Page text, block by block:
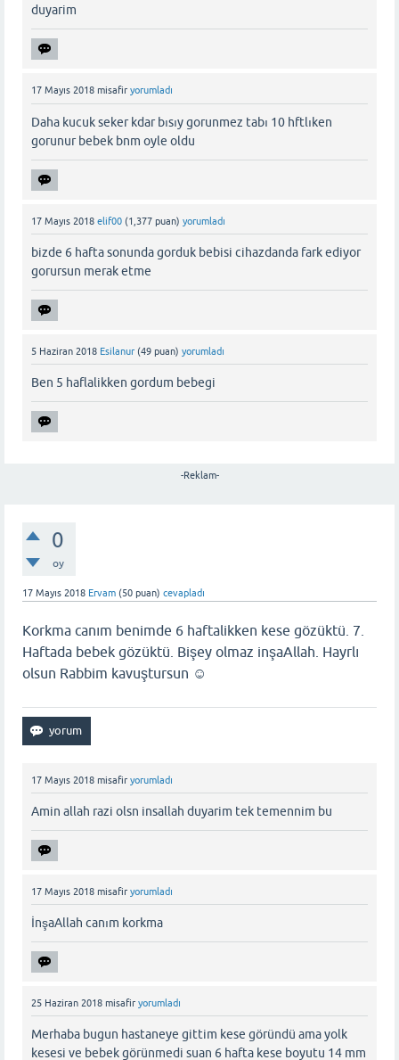
duyarim
17 Mayıs 2018 misafir yorumladı
Daha kucuk seker kdar bısıy gorunmez tabı 10 hftlıken
gorunur bebek bnm oyle oldu
17 Mayıs 2018 elif00 (1,377 puan) yorumladı
bizde 6 hafta sonunda gorduk bebisi cihazdanda fark ediyor
gorursun merak etme
5 Haziran 2018 Esilanur (49 puan) yorumladı
Ben 5 haflalikken gordum bebegi
-Reklam-
0
oy
17 Mayıs 2018 Ervam (50 puan) cevapladı
Korkma canım benimde 6 haftalikken kese gözüktü. 7.
Haftada bebek gözüktü. Bişey olmaz inşaAllah. Hayrlı
olsun Rabbim kavuştursun ☺
17 Mayıs 2018 misafir yorumladı
Amin allah razi olsn insallah duyarim tek temennim bu
17 Mayıs 2018 misafir yorumladı
İnşaAllah canım korkma
25 Haziran 2018 misafir yorumladı
Merhaba bugun hastaneye gittim kese göründü ama yolk
kesesi ve bebek görünmedi suan 6 hafta kese boyutu 14 mm